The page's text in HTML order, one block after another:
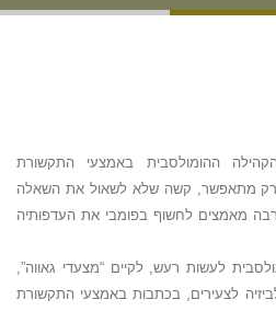
ההומולסבית באמצעי התקשורת
מתאפשר, קשה שלא לשאול את השאלה
מאמצים לחשוף בפומבי את העדפותיה
לעשות רעש, לקיים “מצעדי גאווה”,
לצעירים, בכתבות באמצעי התקשורת